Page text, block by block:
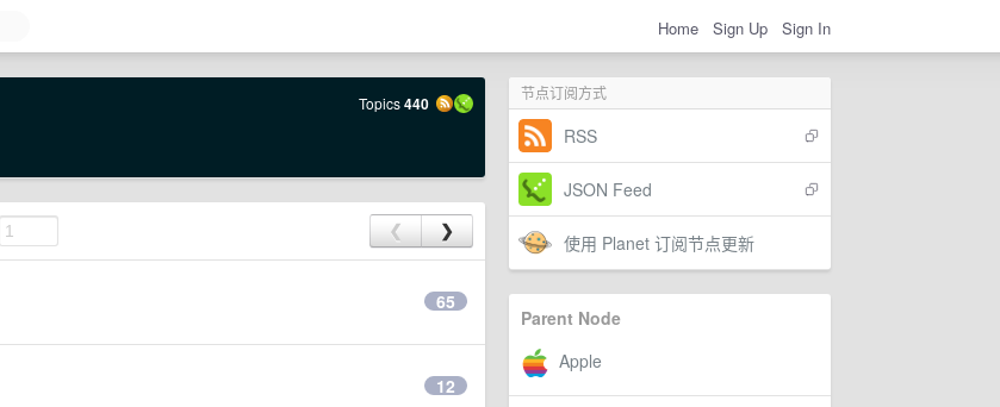
Home Sign Up Sign In
节点订阅方式
RSS
JSON Feed
使用 Planet 订阅节点更新
Parent Node
Topics440
❮ ❯
65
12